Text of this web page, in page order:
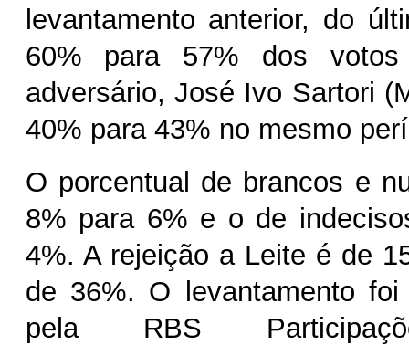
levantamento anterior, do
60% para 57% dos
adversário, José Ivo Sartori
40% para 43% no mesmo
O porcentual de brancos e
8% para 6% e o de
4%. A rejeição a Leite é de
de 36%. O levantamento foi
pela RBS